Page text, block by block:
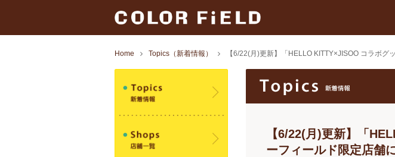
Home Topics（新着情報） 【6/22(月)更新】「HELLO KITTY×JISOO コラボ
【6/22(月)更新】「
ーフィールド限定店舗